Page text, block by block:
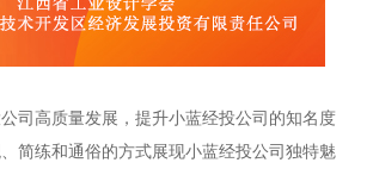
司高质量发展，提升小蓝经投公司的知名度
简练和通俗的方式展现小蓝经投公司独特魅